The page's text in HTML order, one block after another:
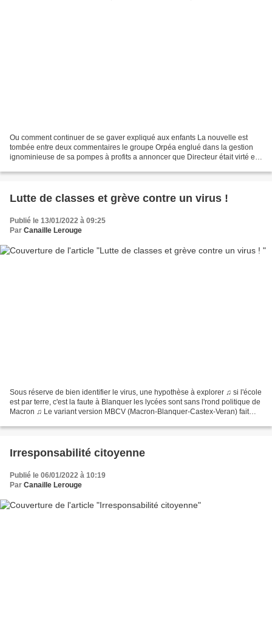
Ou comment continuer de se gaver expliqué aux enfants La nouvelle est
tombée entre deux commentaires le groupe Orpéa englué dans la gestion
ignominieuse de sa pompes à profits a annoncer que Directeur était virté et
Lutte de classes et grève contre un virus !
Publié le 13/01/2022 à 09:25
Par Canaille Lerouge
Sous réserve de bien identifier le virus, une hypothèse à explorer ♫ si l'école
est par terre, c'est la faute à Blanquer les lycées sont sans l'rond politique de
Macron ♫ Le variant version MBCV (Macron-Blanquer-Castex-Veran) fait
Irresponsabilité citoyenne
Publié le 06/01/2022 à 10:19
Par Canaille Lerouge